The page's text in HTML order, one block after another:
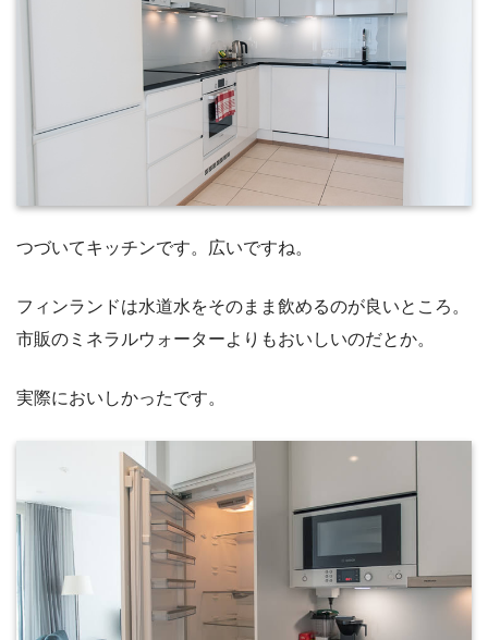
つづいてキッチンです。広いですね。
フィンランドは水道水をそのまま飲めるのが良いところ。
市販のミネラルウォーターよりもおいしいのだとか。
実際においしかったです。